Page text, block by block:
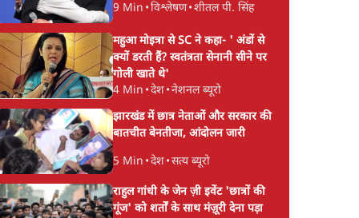
9 Min •विश्लेषण•शीतल पी. सिंह
महुआ मोइत्रा से SC ने कहा- ' अंडों से
क्यों डरती हैं? स्वतंत्रता सेनानी सीने पर
गोली खाते थे'
4 Min •देश•नेशनल ब्यूरो
झारखंड में छात्र नेताओं और सरकार की
बातचीत बेनतीजा, आंदोलन जारी
5 Min •देश•सत्य ब्यूरो
राहुल गांधी के जेन ज़ी इवेंट 'छात्रों की
गूंज' को शर्तों के साथ मंज़ूरी देना पड़ा